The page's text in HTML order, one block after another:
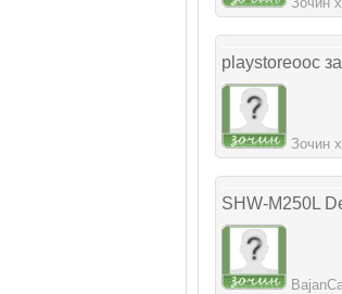
playstoreоос
Зочин
SHW-M250L